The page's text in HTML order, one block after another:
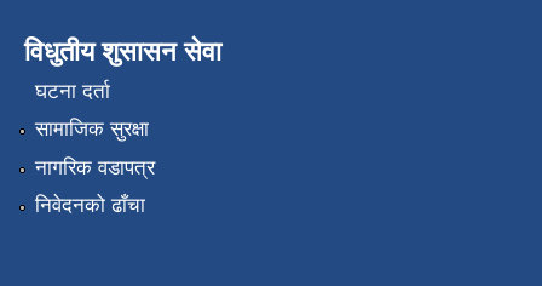
विधुतीय शुसासन सेवा
घटना दर्ता
सामाजिक सुरक्षा
नागरिक वडापत्र
निवेदनको ढाँचा